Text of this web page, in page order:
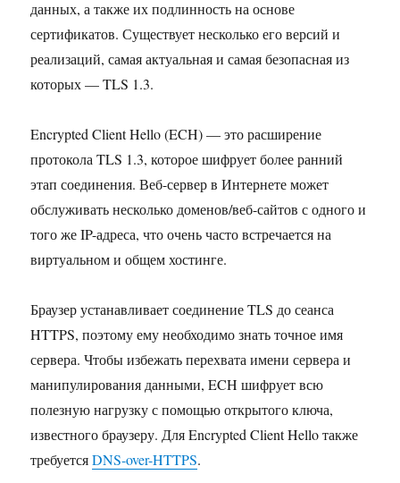
данных, а также их подлинность на основе
сертификатов. Существует несколько его версий и
реализаций, самая актуальная и самая безопасная из
которых — TLS 1.3.
Encrypted Client Hello (ECH) — это расширение
протокола TLS 1.3, которое шифрует более ранний
этап соединения. Веб-сервер в Интернете может
обслуживать несколько доменов/веб-сайтов с одного и
того же IP-адреса, что очень часто встречается на
виртуальном и общем хостинге.
Браузер устанавливает соединение TLS до сеанса
HTTPS, поэтому ему необходимо знать точное имя
сервера. Чтобы избежать перехвата имени сервера и
манипулирования данными, ECH шифрует всю
полезную нагрузку с помощью открытого ключа,
известного браузеру. Для Encrypted Client Hello также
требуетсяDNS-over-HTTPS.